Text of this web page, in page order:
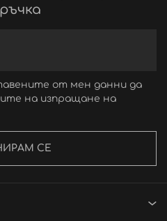
от мен данни да
на изпращане на
СЕ